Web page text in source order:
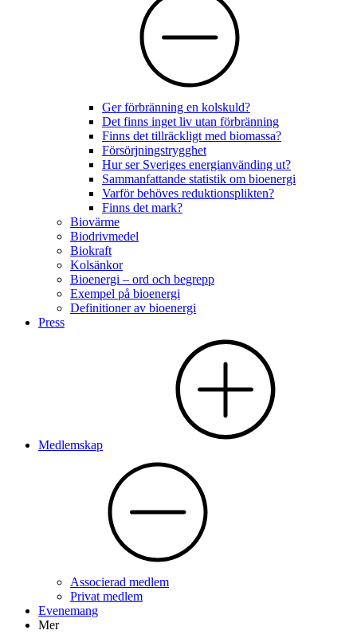
Ger förbränning en kolskuld?
Det finns inget liv utan förbränning
Finns det tillräckligt med biomassa?
Försörjningstrygghet
Hur ser Sveriges energianvänding ut?
Sammanfattande statistik om bioenergi
Varför behöves reduktionsplikten?
Finns det mark?
Biovärme
Biodrivmedel
Biokraft
Kolsänkor
Bioenergi – ord och begrepp
Exempel på bioenergi
Definitioner av bioenergi
Press
Medlemskap
Associerad medlem
Privat medlem
Evenemang
Mer